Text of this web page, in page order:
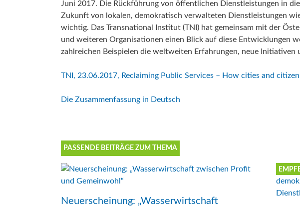
Menschenrecht auf Wasser
Aktuelle Beiträge zum Thema
Aktuelle Beiträge zum
Umweltschutz
Interkommunale Zusammenarbeit
Menschenrecht auf Wasser
Klimaschutz
Aktuelle Beiträge zum
Juni 2017. Die Rückführung von öffentlichen Dienstleistungen in
Zukunft von lokalen, demokratisch verwalteten Dienstleistungen
wichtig. Das Transnational Institut (TNI) hat gemeinsam mit der
und weiteren Organisationen einen Blick auf diese Entwicklungen
zahlreichen Beispielen die weltweiten Erfahrungen, neue Initiativen
TNI, 23.06.2017, Reclaiming Public Services – How cities and
Die Zusammenfassung in Deutsch
PASSENDE BEITRÄGE ZUM THEMA
Neuerscheinung: „Wasserwirtschaft